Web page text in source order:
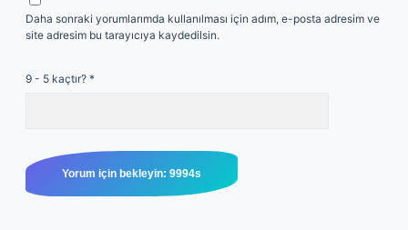
Daha sonraki yorumlarımda kullanılması için adım, e-posta adresim ve
site adresim bu tarayıcıya kaydedilsin.
9 - 5 kaçtır? *